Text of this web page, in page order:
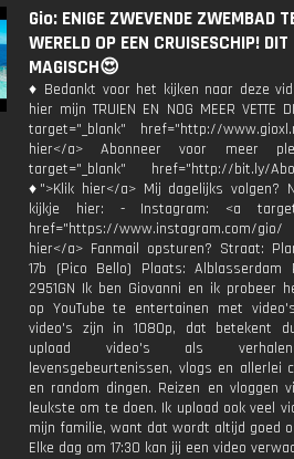
Gio: ENIGE ZWEVENDE ZWEMBAD
WERELD OP EEN CRUISESCHIP! DIT
MAGISCH😍
♦ Bedankt voor het kijken naar deze
hier mijn TRUIEN EN NOG MEER VETTE
target="_blank" href="http://
hier</a> Abonneer voor meer
target="_blank" href="http://bit.ly/
♦">Klik hier</a> Mij dagelijks volgen?
kijkje hier: - Instagram: <a
href="https://www.instagram.com/
hier</a> Fanmail opsturen? Straat:
17b (Pico Bello) Plaats: Alblasserdam
2951GN Ik ben Giovanni en ik probeer
op YouTube te entertainen met
video's zijn in 1080p, dat betekent
upload video's als
levensgebeurtenissen, vlogs en allerlei
en random dingen. Reizen en vloggen
leukste om te doen. Ik upload ook veel
mijn familie, want dat wordt altijd goed
Elke dag om 17:30 kan jij een video